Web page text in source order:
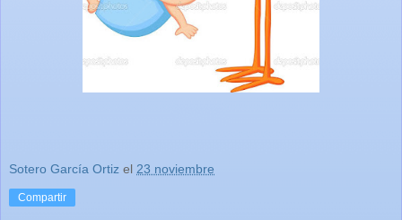
Sotero García Ortiz el 23 noviembre
Compartir